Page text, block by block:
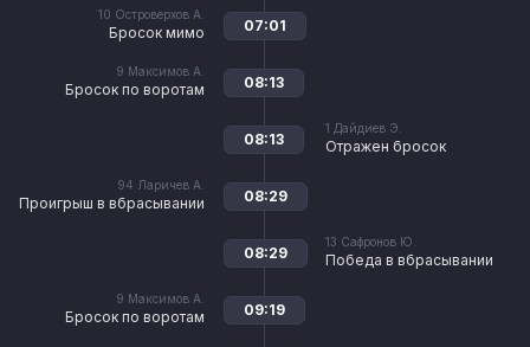
10 Островерхов А.
Бросок мимо 07:01
9 Максимов А.
Бросок по воротам 08:13
1 Дайдиев Э.
Отражен бросок
08:13
94 Ларичев А.
Проигрыш в вбрасывании 08:29
13 Сафронов Ю.
Победа в вбрасывании
08:29
9 Максимов А.
Бросок по воротам 09:19